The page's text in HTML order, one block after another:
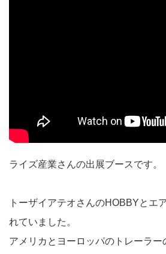
ライズ産業さんの出展ブースです。
トーザイアテオさんのHOBBYとエ
れていました。
アメリカとヨーロッパのトレーラー